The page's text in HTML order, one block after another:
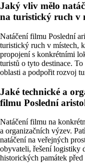
Jaký vliv mělo
na turistický ruch v
Natáčení filmu Poslední
turistický ruch v místech,
propojení s konkrétními
turistů o tyto destinace.
oblasti a podpořit rozvoj
Jaké technické a
filmu Poslední
Natáčení filmu na
a organizačních výzev.
natáčení na veřejných
obyvateli, řešení logistiky
historických památek